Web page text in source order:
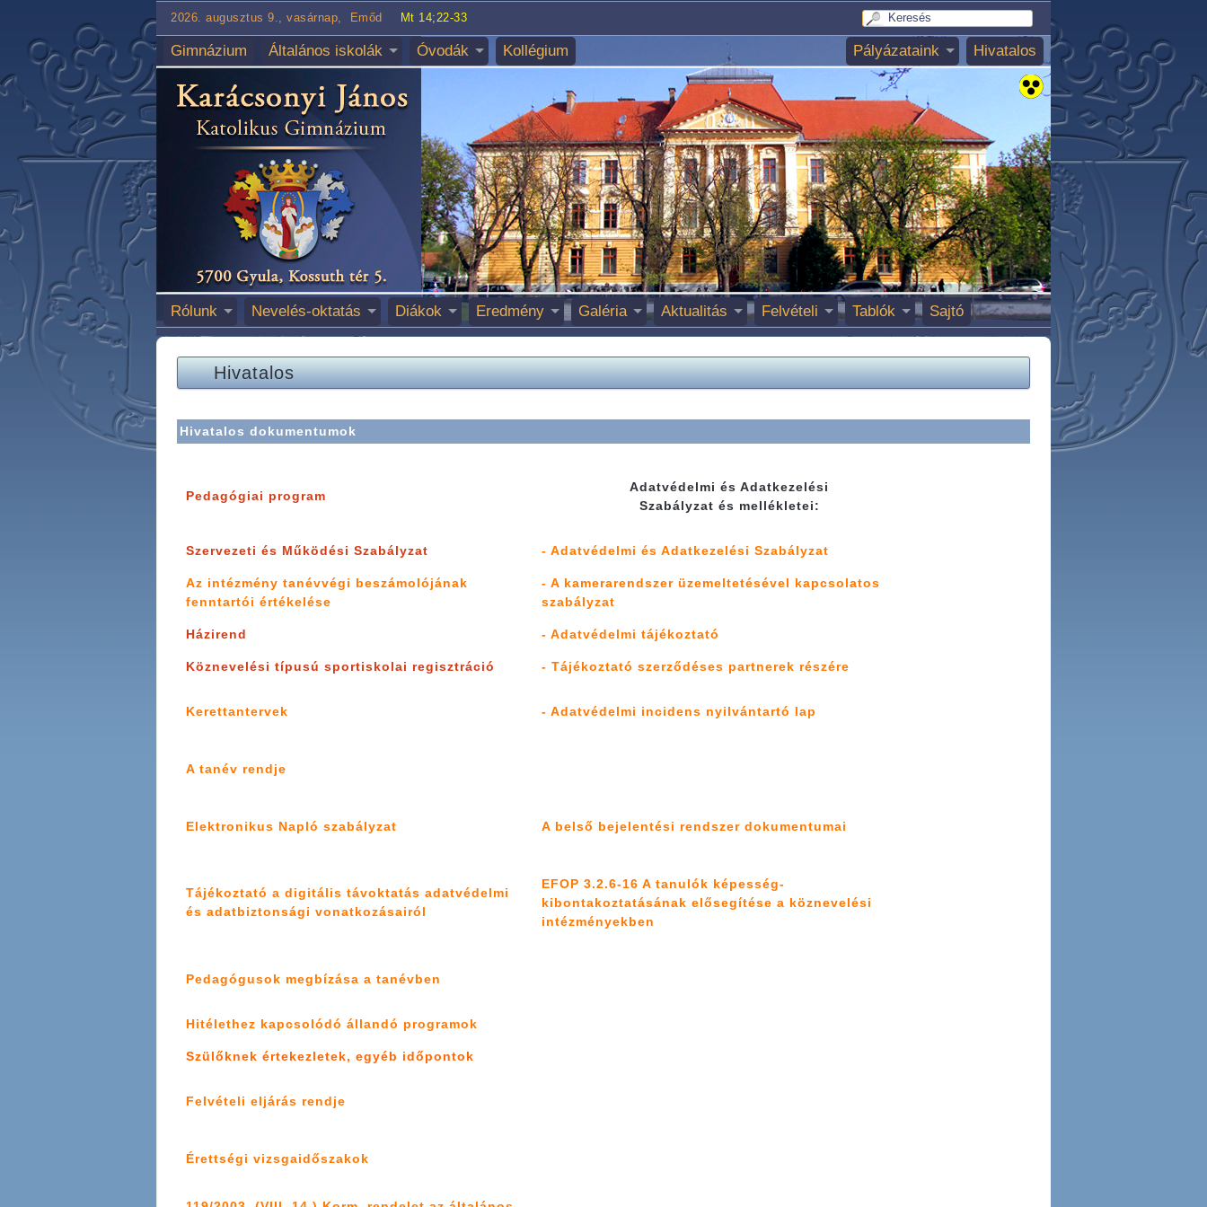
2026. augusztus 9., vasárnap, Emőd Mt 14;22-33
Gimnázium Általános iskolák Óvodák Kollégium Hivatalos
Pályázataink
Rólunk Nevelés-oktatás Diákok Eredmény Galéria Aktualitás Felvételi Tablók Sajtó
Hivatalos
Hivatalos dokumentumok
Pedagógiai program
Adatvédelmi és Adatkezelési
Szabályzat és mellékletei:
Szervezeti és Működési Szabályzat - Adatvédelmi és Adatkezelési Szabályzat
Az intézmény tanévvégi beszámolójának
fenntartói értékelése
- A kamerarendszer üzemeltetésével kapcsolatos
szabályzat
Házirend - Adatvédelmi tájékoztató
Köznevelési típusú sportiskolai regisztráció - Tájékoztató szerződéses partnerek részére
Kerettantervek - Adatvédelmi incidens nyilvántartó lap
A tanév rendje
Elektronikus Napló szabályzat A belső bejelentési rendszer dokumentumai
Tájékoztató a digitális távoktatás adatvédelmi
és adatbiztonsági vonatkozásairól
EFOP 3.2.6-16 A tanulók képesség-
kibontakoztatásának elősegítése a köznevelési
intézményekben
Pedagógusok megbízása a tanévben
Hitélethez kapcsolódó állandó programok
Szülőknek értekezletek, egyéb időpontok
Felvételi eljárás rendje
Érettségi vizsgaidőszakok